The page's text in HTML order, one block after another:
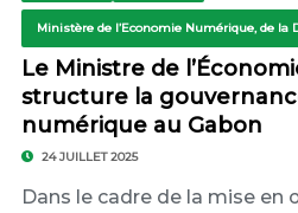
Ministère de l’Economie Numérique, de
Le Ministre de
structure la
numérique au Gabon
24 JUILLET 2025
Dans le cadre de la mise en